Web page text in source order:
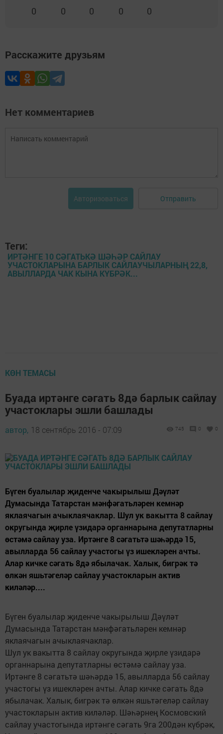
0 0 0 0 0
Расскажите друзьям
Нет комментариев
Авторизоваться Отправить
Теги:
ИРТӘНГЕ 10 СӘГАТЬКӘ ШӘҺӘР САЙЛАУ
УЧАСТОКЛАРЫНА БАРЛЫК САЙЛАУЧЫЛАРНЫҢ 22,8,
АВЫЛЛАРДА ЧАК КЫНА КҮБРӘК...
КӨН ТЕМАСЫ
Буада иртәнге сәгать 8дә барлык сайлау
участоклары эшли башлады
автор, 18 сентябрь 2016 - 07:09 745 0 0
Бүген буалылар җиденче чакырылыш Дәүләт
Думасында Татарстан мәнфәгатьләрен кемнәр
яклаячагын ачыклаячаклар. Шул ук вакытта 8 сайлау
округында җирле үзидарә органнарына депутатларны
өстәмә сайлау уза. Иртәнге 8 сәгатьтә шәһәрдә 15,
авылларда 56 сайлау участогы үз ишекләрен ачты.
Алар кичке сәгать 8дә ябылачак. Халык, бигрәк тә
өлкән яшьтәгеләр сайлау участокларын актив
киләләр....
Бүген буалылар җиденче чакырылыш Дәүләт
Думасында Татарстан мәнфәгатьләрен кемнәр
яклаячагын ачыклаячаклар.
Шул ук вакытта 8 сайлау округында җирле үзидарә
органнарына депутатларны өстәмә сайлау уза.
Иртәнге 8 сәгатьтә шәһәрдә 15, авылларда 56 сайлау
участогы үз ишекләрен ачты. Алар кичке сәгать 8дә
ябылачак. Халык, бигрәк тә өлкән яшьтәгеләр сайлау
участокларын актив киләләр. Шәһәрнең Космовский
сайлау участогында иртәнге сәгать 9га 200дән күбрәк,